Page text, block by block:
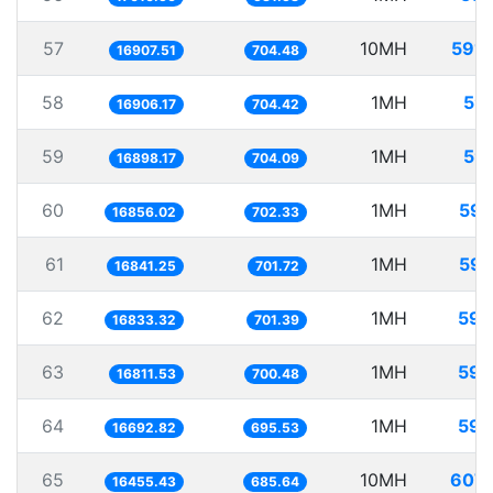
57 16907.51 704.48 10MH
58 16906.17 704.42 1MH
59 16898.17 704.09 1MH
60 16856.02 702.33 1MH
61 16841.25 701.72 1MH
62 16833.32 701.39 1MH
63 16811.53 700.48 1MH
64 16692.82 695.53 1MH
65 16455.43 685.64 10MH